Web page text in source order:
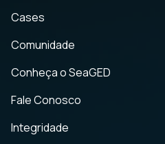
Cases
Comunidade
Conheça o SeaGED
Fale Conosco
Integridade